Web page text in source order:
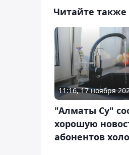
Читайте также
11:16, 17 ноября
"Алматы Су"
хорошую
абонентов